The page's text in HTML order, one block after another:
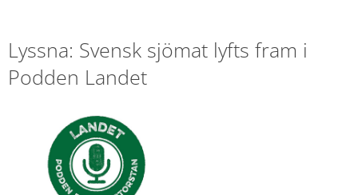
Lyssna: Svensk sjömat lyfts fram i
Podden Landet